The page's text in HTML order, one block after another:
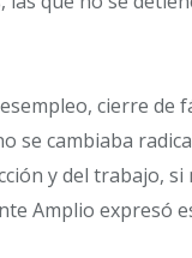
cierre de
se cambiaba
y del trabajo, si
Amplio expresó